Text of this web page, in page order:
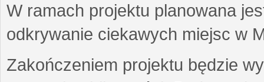
W ramach projektu planowana
odkrywanie ciekawych miejsc w
Zakończeniem projektu będzie